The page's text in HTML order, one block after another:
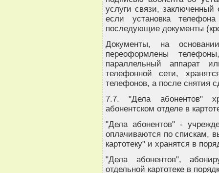
услуги связи, заключенный
если установка
последующие документы
Документы, на
переоформлены
параллельный аппарат
телефонной сети,
телефонов, а после снятия
7.7. "Дела абонентов"
абонентском отделе в
"Дела абонентов" -
оплачиваются по спискам,
картотеку" и хранятся в
"Дела абонентов",
отдельной картотеке в